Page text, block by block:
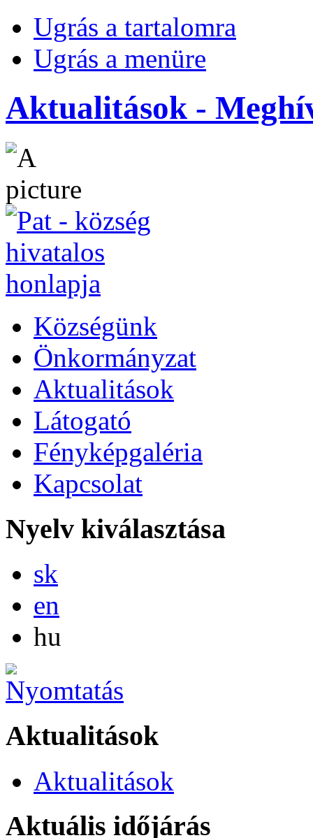
Ugrás a tartalomra
Ugrás a menüre
Aktualitások -
Községünk
Önkormányzat
Aktualitások
Látogató
Fényképgaléria
Kapcsolat
Nyelv kiválasztása
sk
en
hu
Aktualitások
Aktualitások
Aktuális időjárás